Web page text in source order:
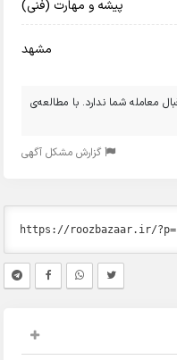
پیشه و مهارت (فنی)
مشهد
معامله شما ندارد. با مطالعه‌ی
گزارش مشکل آگهی